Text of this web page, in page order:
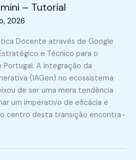
– Tutorial
2026
Docente através de Google
e Técnico para o
A integração da
(IAGen) no ecossistema
de ser uma mera tendência
um imperativo de eficácia e
centro desta transição encontra-